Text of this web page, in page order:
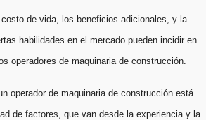
de vida, los beneficios adicionales, y la
habilidades en el mercado pueden incidir en
operadores de maquinaria de construcción.
operador de maquinaria de construcción está
de factores, que van desde la experiencia y la